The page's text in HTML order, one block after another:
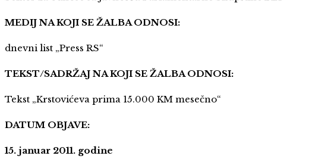
MEDIJ NA KOJI SE ŽALBA ODNOSI:
dnevni list „Press RS“
TEKST/SADRŽAJ NA KOJI SE ŽALBA ODNOSI:
Tekst „Krstovićeva prima 15.000 KM mesečno“
DATUM OBJAVE:
15. januar 2011. godine